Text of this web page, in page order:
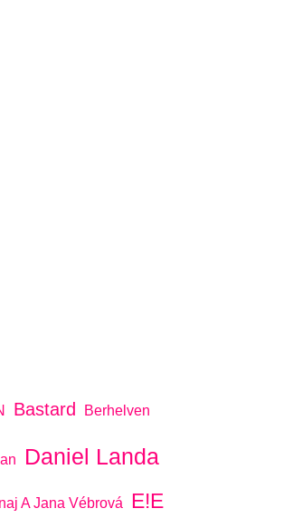
Bastard Berhelven
Daniel Landa
A Jana Vébrová E!E